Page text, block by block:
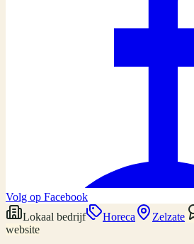
Volg op Facebook
Lokaal bedrijf
Horeca Zelzate
website